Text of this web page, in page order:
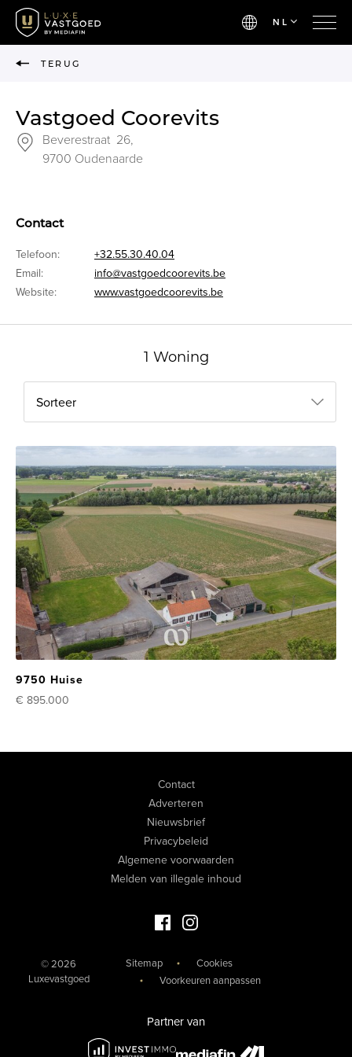
NL
TERUG
Vastgoed Coorevits
Beverestraat 26,
9700 Oudenaarde
Contact
Telefoon:
+32.55.30.40.04
Email:
info@vastgoedcoorevits.be
Website:
www.vastgoedcoorevits.be
1 Woning
Sorteer
9750 Huise
€ 895.000
Contact
Adverteren
Nieuwsbrief
Privacybeleid
Algemene voorwaarden
Melden van illegale inhoud
Facebook Luxevastgoed
Instagram Luxevastgoed
© 2026
Luxevastgoed
Sitemap
Cookies
Voorkeuren aanpassen
Partner van